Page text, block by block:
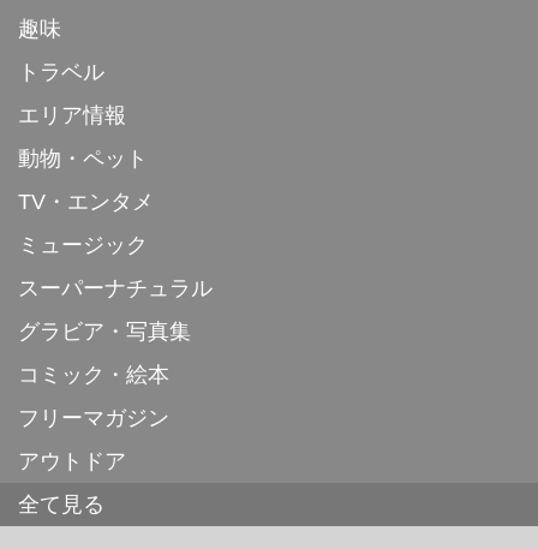
趣味
トラベル
エリア情報
動物・ペット
TV・エンタメ
ミュージック
スーパーナチュラル
グラビア・写真集
コミック・絵本
フリーマガジン
アウトドア
全て見る